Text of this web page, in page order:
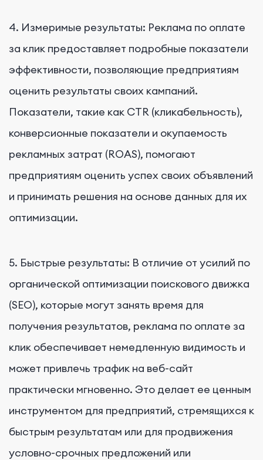
4. Измеримые результаты: Реклама по оплате
за клик предоставляет подробные показатели
эффективности, позволяющие предприятиям
оценить результаты своих кампаний.
Показатели, такие как CTR (кликабельность),
конверсионные показатели и окупаемость
рекламных затрат (ROAS), помогают
предприятиям оценить успех своих объявлений
и принимать решения на основе данных для их
оптимизации.
5. Быстрые результаты: В отличие от усилий по
органической оптимизации поискового движка
(SEO), которые могут занять время для
получения результатов, реклама по оплате за
клик обеспечивает немедленную видимость и
может привлечь трафик на веб-сайт
практически мгновенно. Это делает ее ценным
инструментом для предприятий, стремящихся к
быстрым результатам или для продвижения
условно-срочных предложений или